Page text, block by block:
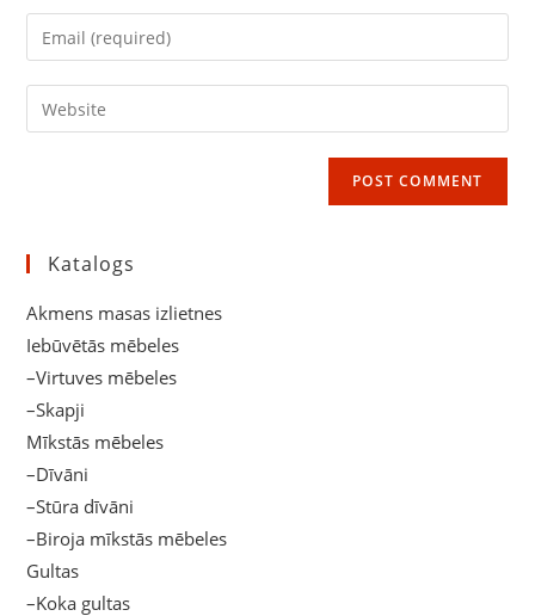
name
comment
Enter
your
email
address
Enter
your
Katalogs
Akmens masas izlietnes
Iebūvētās mēbeles
–Virtuves mēbeles
–Skapji
Mīkstās mēbeles
–Dīvāni
–Stūra dīvāni
–Biroja mīkstās mēbeles
Gultas
–Koka gultas